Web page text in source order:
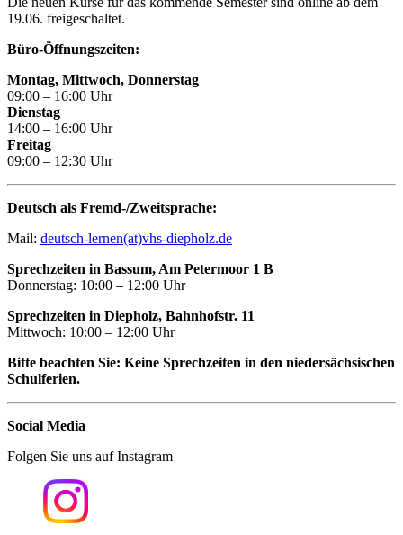
19.06. freigeschaltet.
Büro-Öffnungszeiten:
Montag, Mittwoch, Donnerstag
09:00 – 16:00 Uhr
Dienstag
14:00 – 16:00 Uhr
Freitag
09:00 – 12:30 Uhr
Deutsch als Fremd-/Zweitsprache:
Mail: deutsch-lernen(at)vhs-diepholz.de
Sprechzeiten in Bassum, Am Petermoor 1 B
Donnerstag: 10:00 – 12:00 Uhr
Sprechzeiten in Diepholz, Bahnhofstr. 11
Mittwoch: 10:00 – 12:00 Uhr
Bitte beachten Sie: Keine Sprechzeiten in den niedersächsischen
Schulferien.
Social Media
Folgen Sie uns auf Instagram